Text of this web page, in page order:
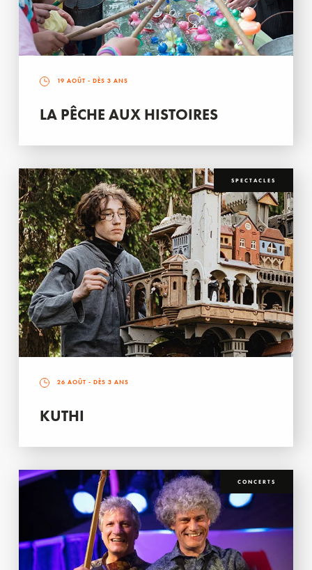
19 AOÛT - DÈS 3 ANS
LA PÊCHE AUX HISTOIRES
SPECTACLES
26 AOÛT - DÈS 3 ANS
KUTHI
CONCERTS